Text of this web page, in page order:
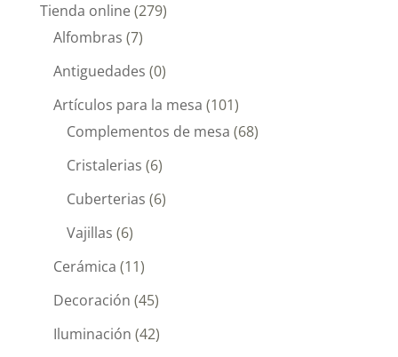
Tienda online(279)
Alfombras (7)
Antiguedades (0)
Artículos para la mesa (101)
Complementos de mesa (68)
Cristalerias (6)
Cuberterias (6)
Vajillas (6)
Cerámica (11)
Decoración (45)
Iluminación (42)